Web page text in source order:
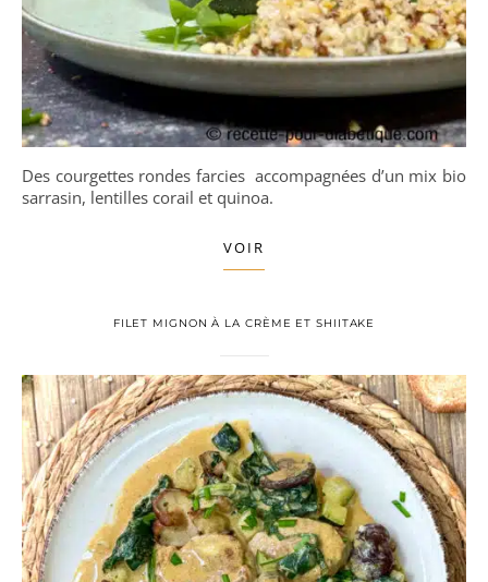
Des courgettes rondes farcies accompagnées d’un mix bio
sarrasin, lentilles corail et quinoa.
VOIR
FILET MIGNON À LA CRÈME ET SHIITAKE